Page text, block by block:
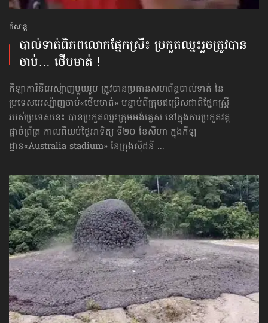
កំសាន្ដ
បាល់ទាត់​ពិភពលោក​ផ្នែកស្រី៖ ប្រកួតឈ្នះរួច​ត្រូវបាន
ចាប់… ថើបមាត់ !
កីឡាការិនីអេស្ប៉ាញមួយរូប ត្រូវបានប្រធានសហព័ន្ធបាល់ទាត់ នៃ
ប្រទេសអេស្ប៉ាញចាប់«ថើបមាត់» បន្ទាប់ពីក្រុមជម្រើសជាតិផ្នែកស្ត្រី
របស់ប្រទេសនេះ បានប្រកួតឈ្នះក្រុមអង់គ្លេស នៅក្នុងការប្រកួតវគ្គ
ផ្ដាច់ព្រ័ត្រ កាលពីយប់ថ្ងៃអាទិត្យ ទី២០ ខែសីហា ក្នុងកីឡ
ដ្ឋាន«Australia stadium» នៃក្រុងស៊ីដនី ...